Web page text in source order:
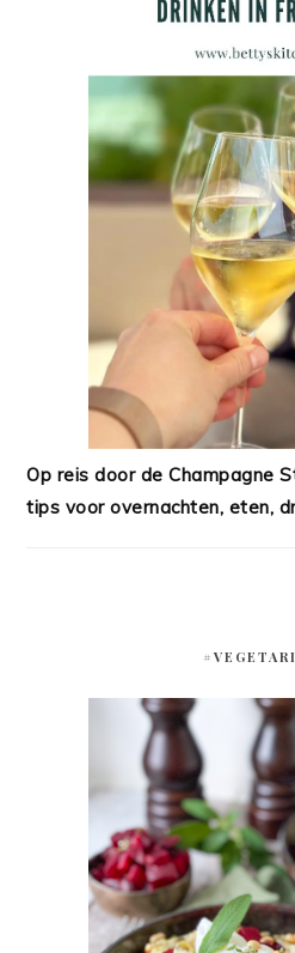
Op reis door de Champagne
tips voor overnachten, eten,